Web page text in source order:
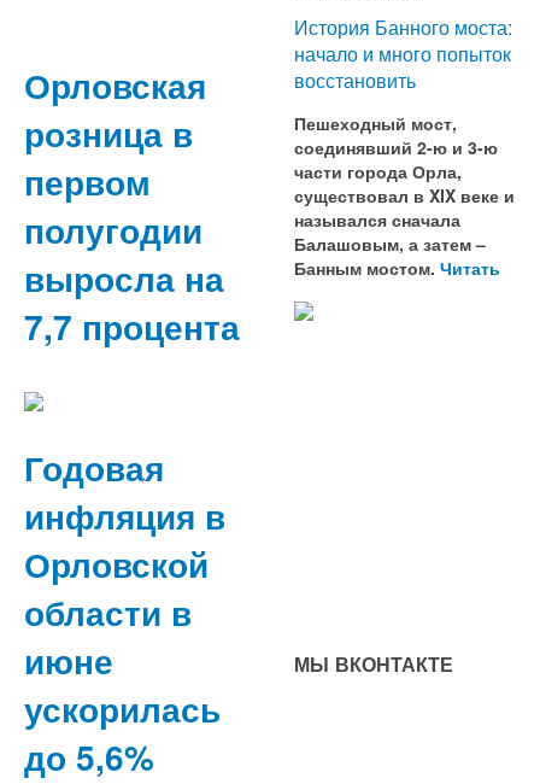
Орловская
розница в
первом
полугодии
выросла на
7,7 процента
Годовая
инфляция в
Орловской
области в
июне
ускорилась
до 5,6%
История Банного моста:
начало и много попыток
восстановить
Пешеходный мост,
соединявший 2-ю и 3-ю
части города Орла,
существовал в XIX веке и
назывался сначала
Балашовым, а затем –
Банным мостом. Читать
МЫ ВКОНТАКТЕ